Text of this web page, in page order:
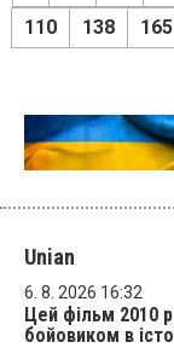
110
138 165
Unian
6. 8. 2026 16:32
Цей фільм 2010
бойовиком в